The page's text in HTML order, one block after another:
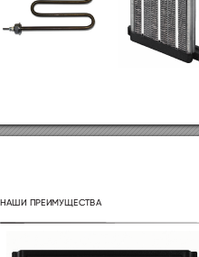
